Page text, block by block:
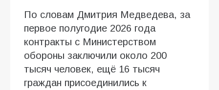
По словам Дмитрия Медведева, за
первое полугодие 2026 года
контракты с Министерством
обороны заключили около 200
тысяч человек, ещё 16 тысяч
граждан присоединились к